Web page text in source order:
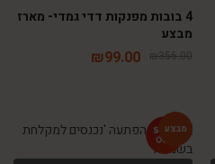
4 בובות מפנקות דדי גמדי- מארז
מבצע
₪356.00
₪99.00